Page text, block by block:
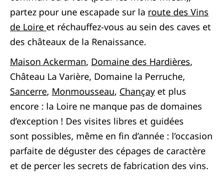
partez pour une escapade sur la route des Vins
de Loire et réchauffez-vous au sein des caves et
des châteaux de la Renaissance.
Maison Ackerman, Domaine des Hardières,
Château La Varière, Domaine la Perruche,
Sancerre, Monmousseau, Chançay et plus
encore : la Loire ne manque pas de domaines
d’exception ! Des visites libres et guidées
sont possibles, même en fin d’année : l’occasion
parfaite de déguster des cépages de caractère
et de percer les secrets de fabrication des vins.